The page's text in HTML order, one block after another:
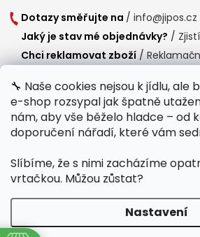
🔧 Naše cookies nejsou k jídlu, ale
e-shop rozsypal jak špatně
nám, aby vše běželo hladce – od
doporučení nářadí, které vám
Slíbíme, že s nimi zacházíme
vrtačkou. Můžou zůstat?
Nastavení
Dotazy směřujte na / info@jipos.cz
Jaký je stav mé objednávky? /
Chci reklamovat zboží /
Provozní doba
Po-Čt / 8:00 - 15:00
Polední přestávka /11:00 - 11:30
Copyright 2026Jipos.cz. Všechna práva